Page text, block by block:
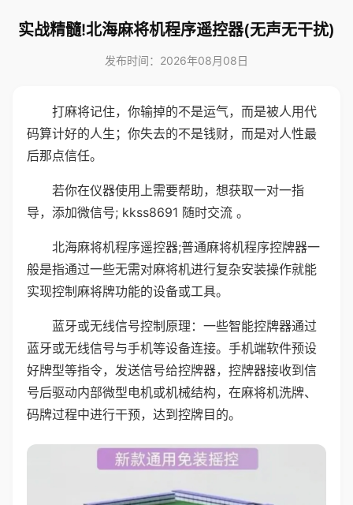
实战精髓!北海麻将机程序遥控器(无声无干扰)
发布时间：2026年08月08日
打麻将记住，你输掉的不是运气，而是被人用代
码算计好的人生；你失去的不是钱财，而是对人性最
后那点信任。
若你在仪器使用上需要帮助，想获取一对一指
导，添加微信号; kkss8691 随时交流 。
北海麻将机程序遥控器;普通麻将机程序控牌器一
般是指通过一些无需对麻将机进行复杂安装操作就能
实现控制麻将牌功能的设备或工具。
蓝牙或无线信号控制原理：一些智能控牌器通过
蓝牙或无线信号与手机等设备连接。手机端软件预设
好牌型等指令，发送信号给控牌器，控牌器接收到信
号后驱动内部微型电机或机械结构，在麻将机洗牌、
码牌过程中进行干预，达到控牌目的。